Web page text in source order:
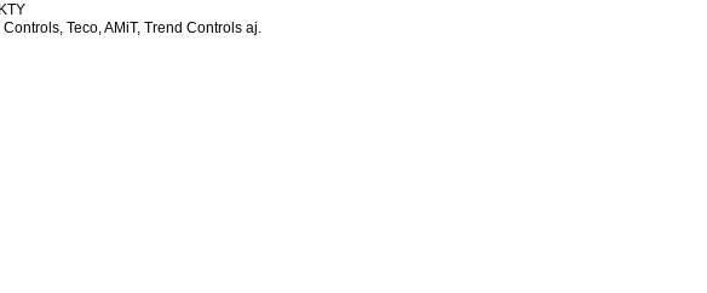
Teco, AMiT, Trend Controls aj.